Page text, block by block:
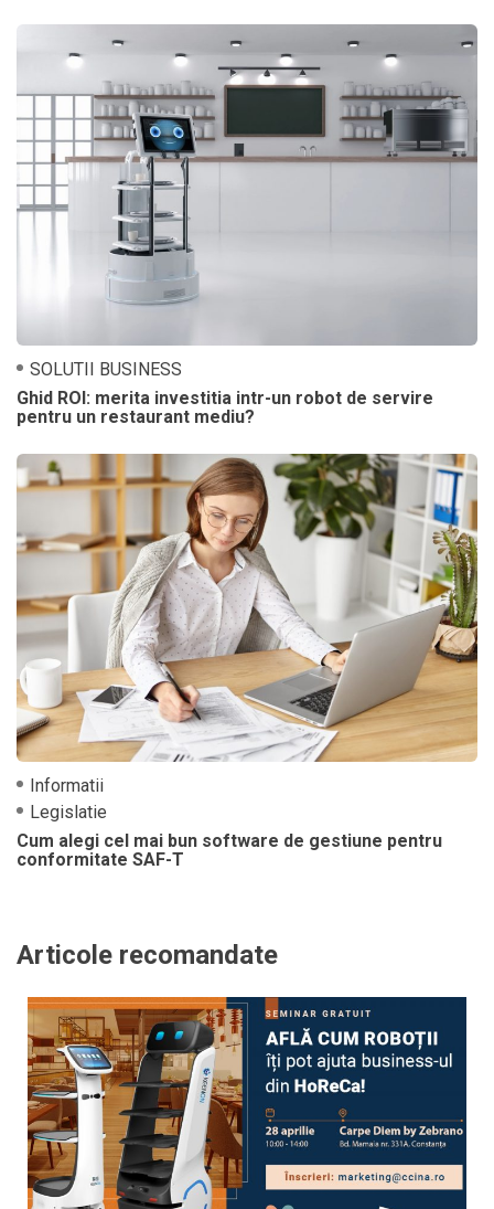
SOLUTII BUSINESS
Ghid ROI: merita investitia intr-un robot de servire
pentru un restaurant mediu?
Informatii
Legislatie
Cum alegi cel mai bun software de gestiune pentru
conformitate SAF-T
Articole recomandate